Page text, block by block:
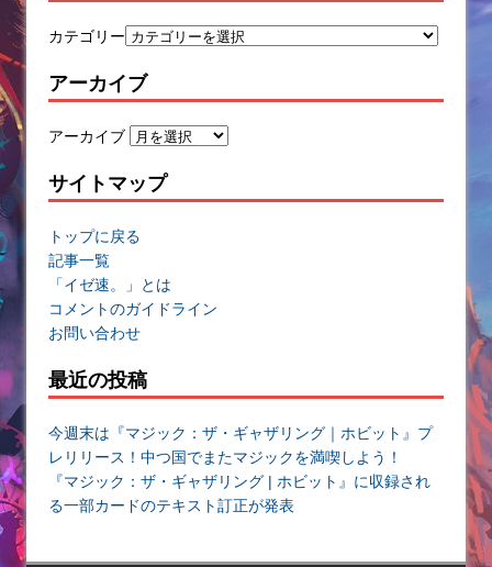
カテゴリー
アーカイブ
アーカイブ
サイトマップ
トップに戻る
記事一覧
「イゼ速。」とは
コメントのガイドライン
お問い合わせ
最近の投稿
今週末は『マジック：ザ・ギャザリング｜ホビット』プ
レリリース！中つ国でまたマジックを満喫しよう！
『マジック：ザ・ギャザリング | ホビット』に収録され
る一部カードのテキスト訂正が発表